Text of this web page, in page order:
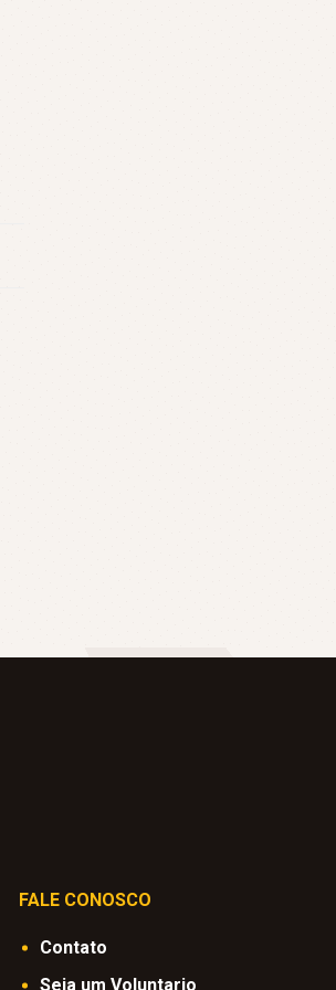
FALE CONOSCO
Contato
Seja um Voluntario